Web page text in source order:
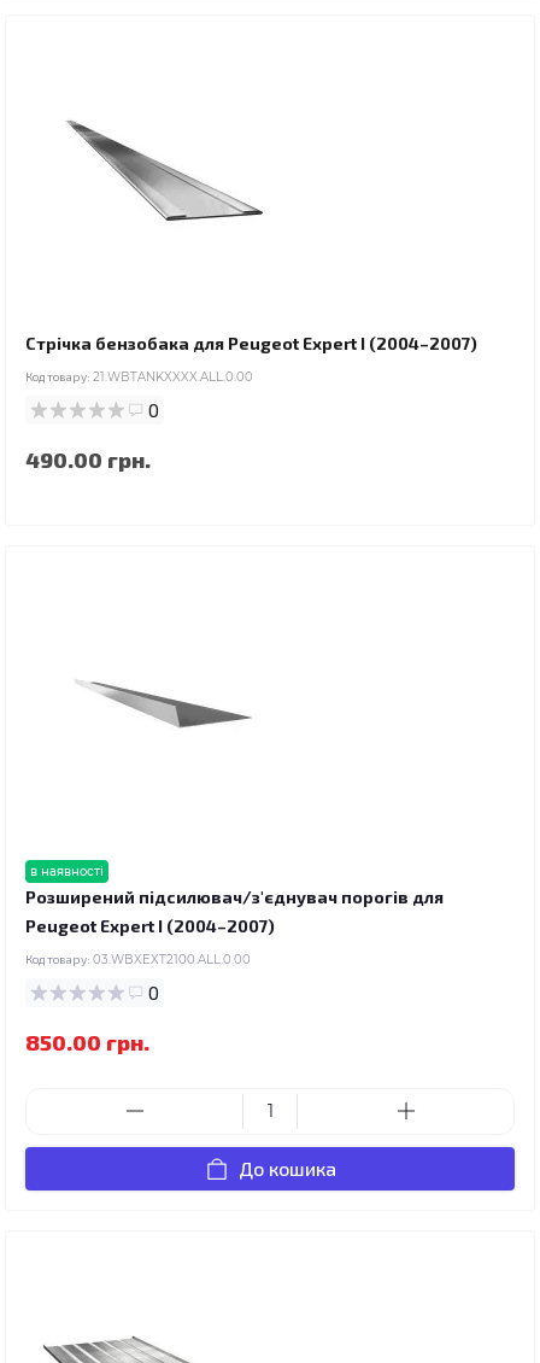
Стрічка бензобака для Peugeot Expert I (2004–2007)
Код товару: 21.WBTANKXXXX.ALL.0.00
0
490.00 грн.
в наявності
Розширений підсилювач/з'єднувач порогів для
Peugeot Expert I (2004–2007)
Код товару: 03.WBXEXT2100.ALL.0.00
0
850.00 грн.
До кошика